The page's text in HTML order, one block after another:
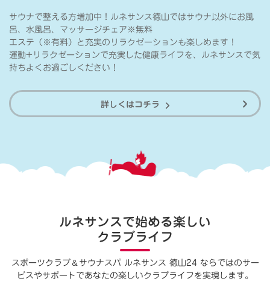
サウナで整える方増加中！ルネサンス徳山ではサウナ以外にお風
呂、水風呂、マッサージチェア※無料
エステ（※有料）と充実のリラクゼーションも楽しめます！
運動+リラクゼーションで充実した健康ライフを、ルネサンスで気
持ちよくお過ごしください！
詳しくはコチラ
ルネサンスで始める楽しい
クラブライフ
スポーツクラブ＆ サウナスパ ルネサンス 徳山24 ならではのサー
ビスやサポートであなたの楽しいクラブライフを実現します。